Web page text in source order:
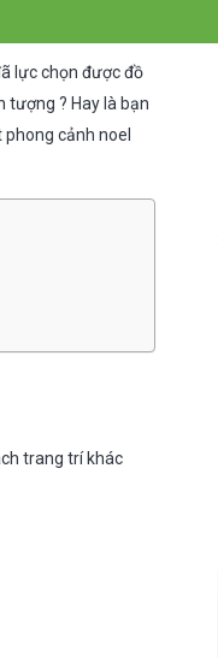
lực chọn được đồ
tượng ? Hay là bạn
cảnh noel
trang trí khác